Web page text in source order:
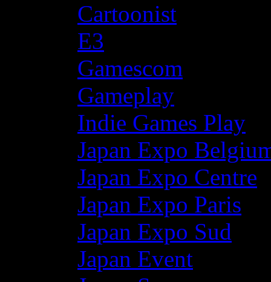
Cartoonist
E3
Gamescom
Gameplay
Indie Games Play
Japan Expo
Japan Expo Centre
Japan Expo Paris
Japan Expo Sud
Japan Event